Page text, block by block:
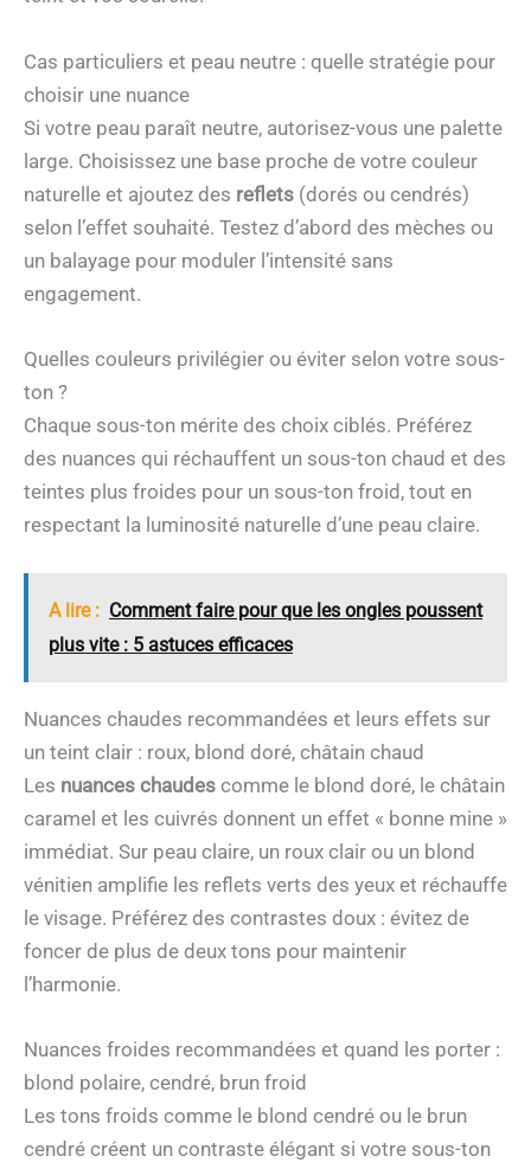
Cas particuliers et peau neutre : quelle stratégie pour
choisir une nuance
Si votre peau paraît neutre, autorisez-vous une palette
large. Choisissez une base proche de votre couleur
naturelle et ajoutez des reflets (dorés ou cendrés)
selon l’effet souhaité. Testez d’abord des mèches ou
un balayage pour moduler l’intensité sans
engagement.
Quelles couleurs privilégier ou éviter selon votre sous-
ton ?
Chaque sous-ton mérite des choix ciblés. Préférez
des nuances qui réchauffent un sous-ton chaud et des
teintes plus froides pour un sous-ton froid, tout en
respectant la luminosité naturelle d’une peau claire.
A lire : Comment faire pour que les ongles poussent
plus vite : 5 astuces efficaces
Nuances chaudes recommandées et leurs effets sur
un teint clair : roux, blond doré, châtain chaud
Les nuances chaudes comme le blond doré, le châtain
caramel et les cuivrés donnent un effet « bonne mine »
immédiat. Sur peau claire, un roux clair ou un blond
vénitien amplifie les reflets verts des yeux et réchauffe
le visage. Préférez des contrastes doux : évitez de
foncer de plus de deux tons pour maintenir
l’harmonie.
Nuances froides recommandées et quand les porter :
blond polaire, cendré, brun froid
Les tons froids comme le blond cendré ou le brun
cendré créent un contraste élégant si votre sous-ton